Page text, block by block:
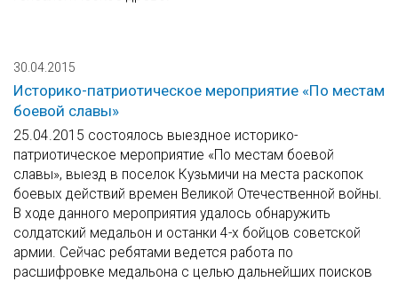
30.04.2015
Историко-патриотическое мероприятие «По местам
боевой славы»
25.04.2015 состоялось выездное историко-
патриотическое мероприятие «По местам боевой
славы», выезд в поселок Кузьмичи на места раскопок
боевых действий времен Великой Отечественной войны.
В ходе данного мероприятия удалось обнаружить
солдатский медальон и останки 4-х бойцов советской
армии. Сейчас ребятами ведется работа по
расшифровке медальона с целью дальнейших поисков